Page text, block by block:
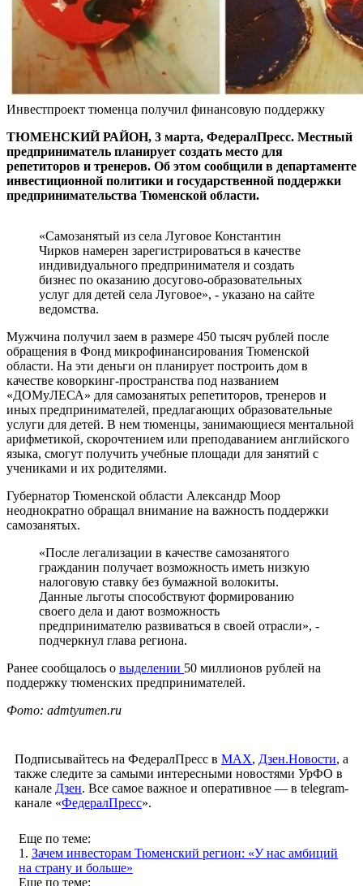
Инвестпроект тюменца получил финансовую поддержку
ТЮМЕНСКИЙ РАЙОН, 3 марта, ФедералПресс. Местный
предприниматель планирует создать место для
репетиторов и тренеров. Об этом сообщили в департаменте
инвестиционной политики и государственной поддержки
предпринимательства Тюменской области.
«Самозанятый из села Луговое Константин
Чирков намерен зарегистрироваться в качестве
индивидуального предпринимателя и создать
бизнес по оказанию досугово-образовательных
услуг для детей села Луговое», - указано на сайте
ведомства.
Мужчина получил заем в размере 450 тысяч рублей после
обращения в Фонд микрофинансирования Тюменской
области. На эти деньги он планирует построить дом в
качестве коворкинг-пространства под названием
«ДОМуЛЕСА» для самозанятых репетиторов, тренеров и
иных предпринимателей, предлагающих образовательные
услуги для детей. В нем тюменцы, занимающиеся ментальной
арифметикой, скорочтением или преподаванием английского
языка, смогут получить учебные площади для занятий с
учениками и их родителями.
Губернатор Тюменской области Александр Моор
неоднократно обращал внимание на важность поддержки
самозанятых.
«После легализации в качестве самозанятого
гражданин получает возможность иметь низкую
налоговую ставку без бумажной волокиты.
Данные льготы способствуют формированию
своего дела и дают возможность
предпринимателю развиваться в своей отрасли», -
подчеркнул глава региона.
Ранее сообщалось о выделении 50 миллионов рублей на
поддержку тюменских предпринимателей.
Фото: admtyumen.ru
Подписывайтесь на ФедералПресс в МАХ, Дзен.Новости, а
также следите за самыми интересными новостями УрФО в
канале Дзен. Все самое важное и оперативное — в telegram-
канале «ФедералПресс».
Еще по теме:
1. Зачем инвесторам Тюменский регион: «У нас амбиций
на страну и больше»
Еще по теме: